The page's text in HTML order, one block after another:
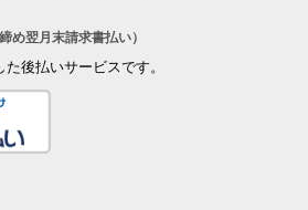
締め翌月末請求書払い）
後払いサービスです。